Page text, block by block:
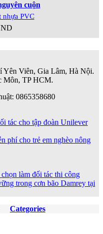
cuộn
nhựa PVC
Yên Viên, Gia Lâm, Hà Nội.
Môn, TP HCM.
0865358680
tác cho tập đoàn Unilever
phí cho trẻ em nghèo nông
làm đối tác thi công
trong cơn bão Damrey tại
Categories